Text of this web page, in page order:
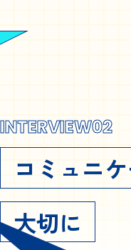
INTERVIEW02
コミュニ
大切に